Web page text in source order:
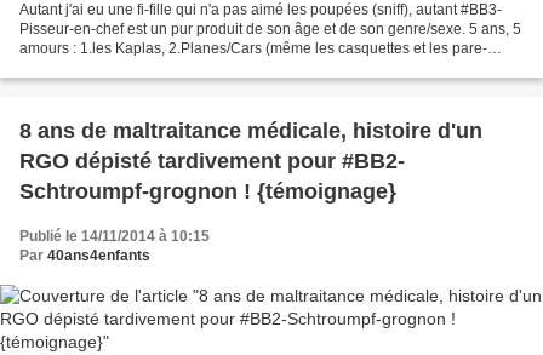
Autant j'ai eu une fi-fille qui n'a pas aimé les poupées (sniff), autant #BB3-
Pisseur-en-chef est un pur produit de son âge et de son genre/sexe. 5 ans, 5
amours : 1.les Kaplas, 2.Planes/Cars (même les casquettes et les pare-
8 ans de maltraitance médicale, histoire d'un
RGO dépisté tardivement pour #BB2-
Schtroumpf-grognon ! {témoignage}
Publié le 14/11/2014 à 10:15
Par 40ans4enfants